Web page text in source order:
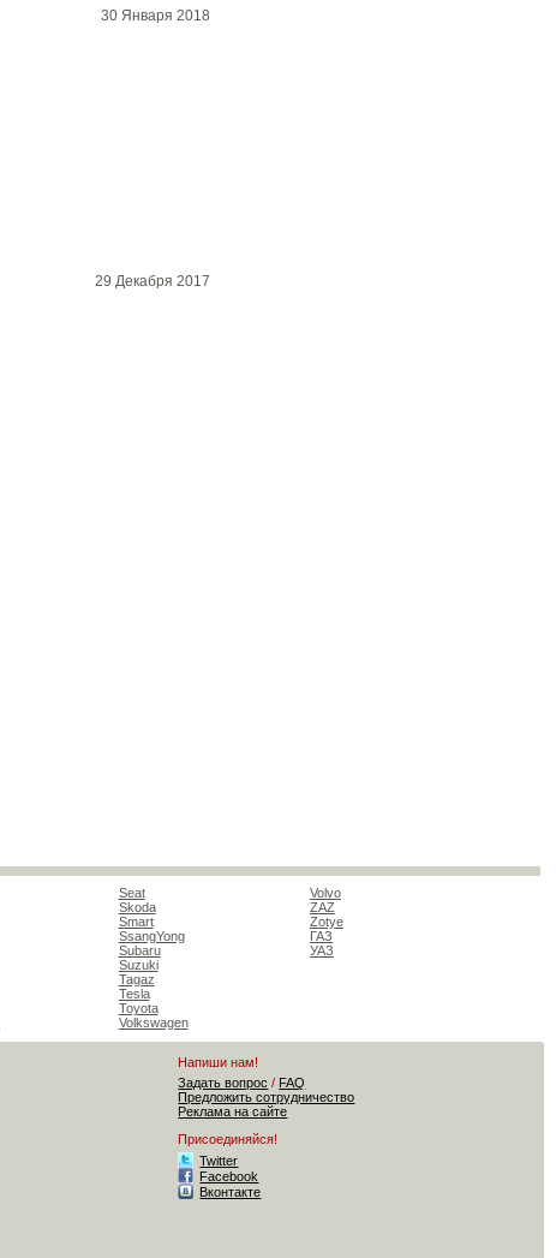
30 Января 2018
29 Декабря 2017
Seat
Skoda
Smart
SsangYong
Subaru
Suzuki
Tagaz
Tesla
Toyota
Volkswagen
Volvo
ZAZ
Zotye
ГАЗ
УАЗ
Напиши нам!
Задать вопрос / FAQ
Предложить сотрудничество
Реклама на сайте
Присоединяйся!
Twitter
Facebook
Вконтакте